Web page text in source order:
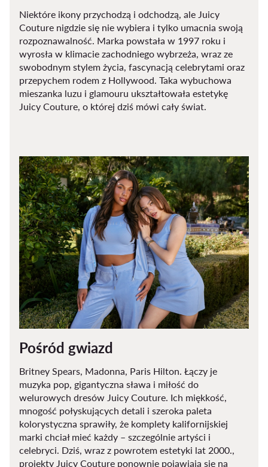
Niektóre ikony przychodzą i odchodzą, ale Juicy
Couture nigdzie się nie wybiera i tylko umacnia swoją
rozpoznawalność. Marka powstała w 1997 roku i
wyrosła w klimacie zachodniego wybrzeża, wraz ze
swobodnym stylem życia, fascynacją celebrytami oraz
przepychem rodem z Hollywood. Taka wybuchowa
mieszanka luzu i glamouru ukształtowała estetykę
Juicy Couture, o której dziś mówi cały świat.
Pośród gwiazd
Britney Spears, Madonna, Paris Hilton. Łączy je
muzyka pop, gigantyczna sława i miłość do
welurowych dresów Juicy Couture. Ich miękkość,
mnogość połyskujących detali i szeroka paleta
kolorystyczna sprawiły, że komplety kalifornijskiej
marki chciał mieć każdy – szczególnie artyści i
celebryci. Dziś, wraz z powrotem estetyki lat 2000.,
projekty Juicy Couture ponownie pojawiają się na